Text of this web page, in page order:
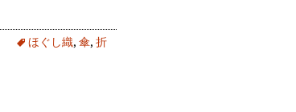
ほぐし織, 傘, 折